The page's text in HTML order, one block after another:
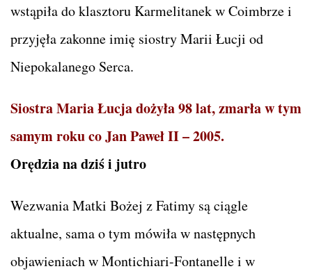
wstąpiła do klasztoru Karmelitanek w Coimbrze i
przyjęła zakonne imię siostry Marii Łucji od
Niepokalanego Serca.
Siostra Maria Łucja dożyła 98 lat, zmarła w tym
samym roku co Jan Paweł II – 2005.
Orędzia na dziś i jutro
Wezwania Matki Bożej z Fatimy są ciągle
aktualne, sama o tym mówiła w następnych
objawieniach w Montichiari-Fontanelle i w